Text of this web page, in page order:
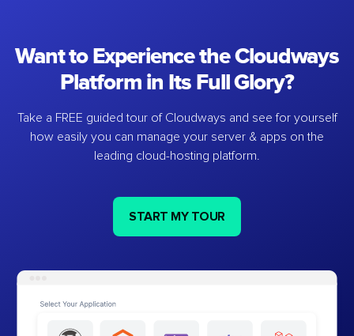
Want to Experience the Cloudways
Platform in Its Full Glory?
Take a FREE guided tour of Cloudways and see for yourself
how easily you can manage your server & apps on the
leading cloud-hosting platform.
START MY TOUR